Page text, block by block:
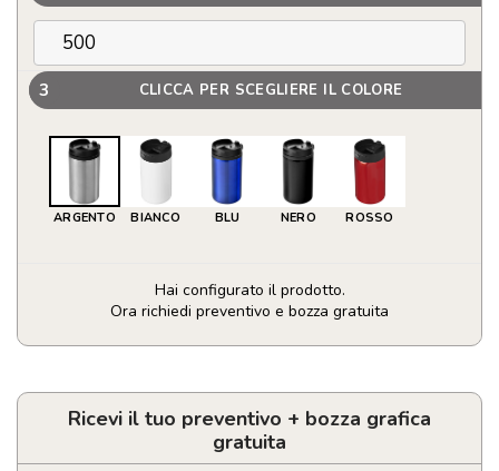
3 CLICCA PER SCEGLIERE IL COLORE
ARGENTO BIANCO BLU NERO ROSSO
Hai configurato il prodotto.
Ora richiedi preventivo e bozza gratuita
Bicchiere
personalizzato
Ricevi il tuo preventivo + bozza grafica
gratuita